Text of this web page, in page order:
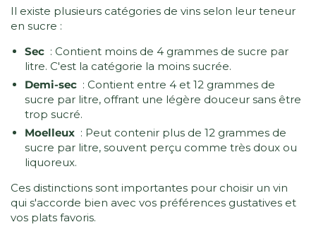
Il existe plusieurs catégories de vins selon leur teneur
en sucre :
Sec : Contient moins de 4 grammes de sucre par
litre. C'est la catégorie la moins sucrée.
Demi-sec : Contient entre 4 et 12 grammes de
sucre par litre, offrant une légère douceur sans être
trop sucré.
Moelleux : Peut contenir plus de 12 grammes de
sucre par litre, souvent perçu comme très doux ou
liquoreux.
Ces distinctions sont importantes pour choisir un vin
qui s'accorde bien avec vos préférences gustatives et
vos plats favoris.